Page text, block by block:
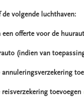
volgende luchthaven:
een offerte voor de
(indien van
toevoegen